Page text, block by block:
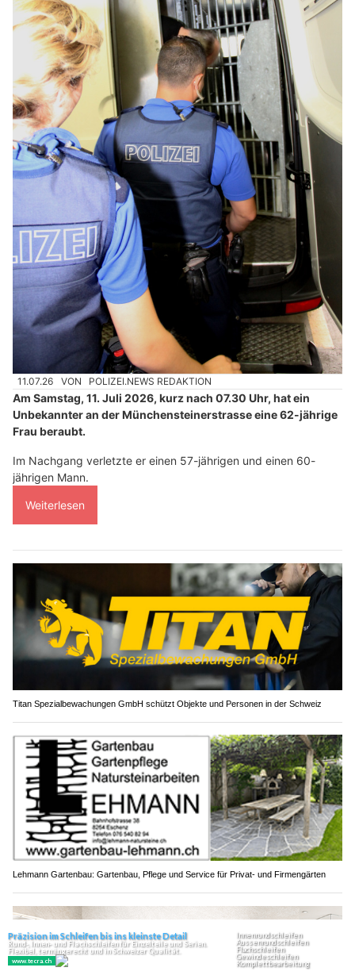
11.07.26 VON POLIZEI.NEWS REDAKTION
Am Samstag, 11. Juli 2026, kurz nach 07.30 Uhr, hat ein
Unbekannter an der Münchensteinerstrasse eine 62-jährige
Frau beraubt.
Im Nachgang verletzte er einen 57-jährigen und einen 60-
jährigen Mann.
Weiterlesen
Titan Spezialbewachungen GmbH schützt Objekte und Personen in der Schweiz
Lehmann Gartenbau: Gartenbau, Pflege und Service für Privat- und Firmengärten